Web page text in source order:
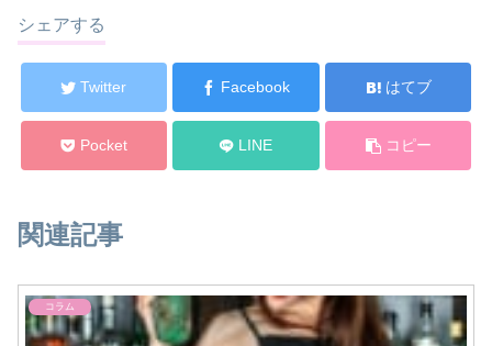
シェアする
Twitter Facebook はてブ
Pocket LINE コピー
関連記事
コラム